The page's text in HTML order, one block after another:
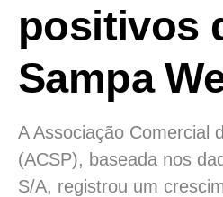
positivos
Sampa
A Associação Comercial
(ACSP), baseada nos
S/A, registrou um